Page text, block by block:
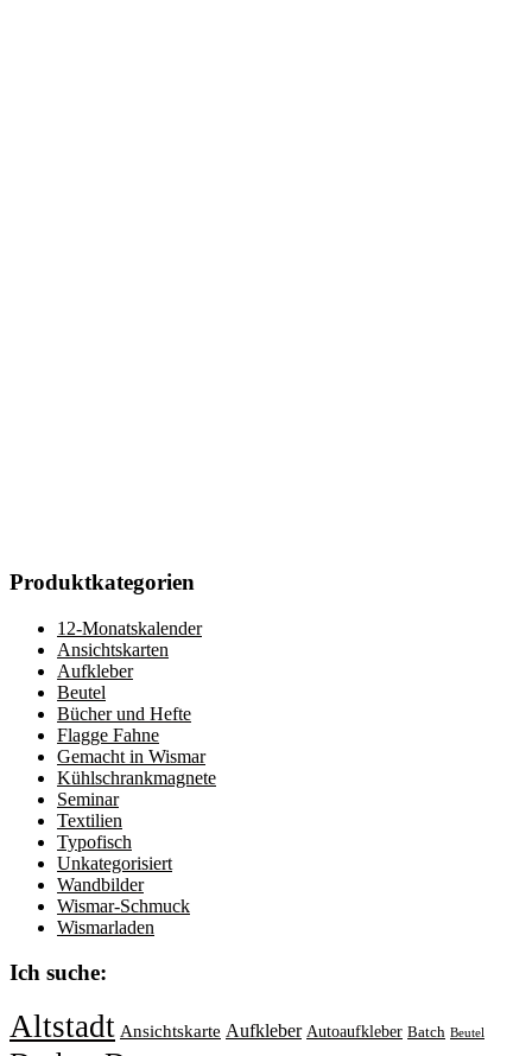
Produktkategorien
12-Monatskalender
Ansichtskarten
Aufkleber
Beutel
Bücher und Hefte
Flagge Fahne
Gemacht in Wismar
Kühlschrankmagnete
Seminar
Textilien
Typofisch
Unkategorisiert
Wandbilder
Wismar-Schmuck
Wismarladen
Ich suche:
Altstadt Ansichtskarte Aufkleber Autoaufkleber Batch Beutel